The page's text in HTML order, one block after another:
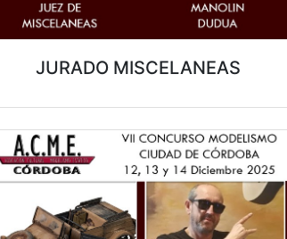
JURADO MISCELANEAS